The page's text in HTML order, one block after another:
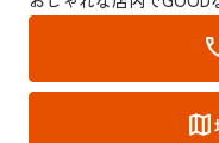
map